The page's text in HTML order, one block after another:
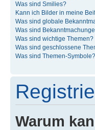
Was sind Smilies?
Kann ich Bilder in meine
Was sind globale
Was sind
Was sind wichtige Themen?
Was sind geschlossene
Was sind Themen-Symbole?
Warum